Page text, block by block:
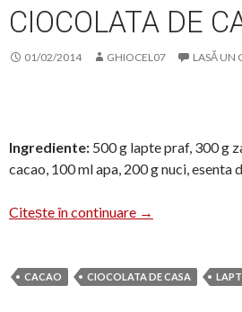
CIOCOLATA DE
01/02/2014 GHIOCEL07 LASĂ UN
Ingrediente: 500 g lapte praf, 300 g
cacao, 100 ml apa, 200 g nuci, esenta
Citește în continuare Ciocolata de casa
→
CACAO CIOCOLATA DE CASA